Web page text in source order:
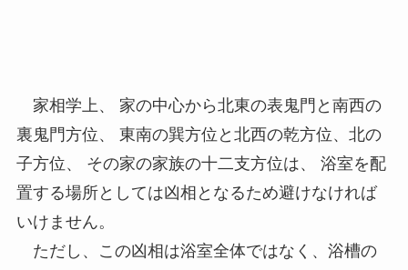
家相学上、 家の中心から北東の表鬼門と南西の
裏鬼門方位、 東南の巽方位と北西の乾方位、北の
子方位、 その家の家族の十二支方位は、 浴室を配
置する場所としては凶相となるため避けなければ
いけません。
ただし、この凶相は浴室全体ではなく、浴槽の